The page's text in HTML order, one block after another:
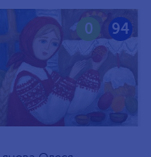
94
0